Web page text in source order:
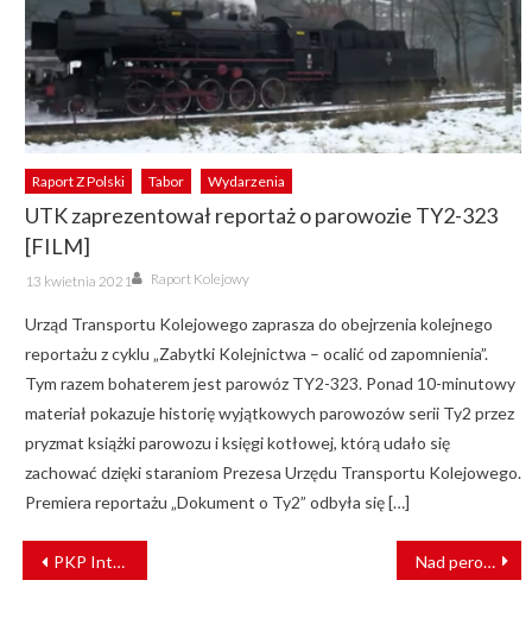
Raport Z Polski Tabor Wydarzenia
UTK zaprezentował reportaż o parowozie TY2-323
[FILM]
Posted
on
13 kwietnia 2021 Author
Raport Kolejowy
Urząd Transportu Kolejowego zaprasza do obejrzenia kolejnego
reportażu z cyklu „Zabytki Kolejnictwa – ocalić od zapomnienia”.
Tym razem bohaterem jest parowóz TY2-323. Ponad 10-minutowy
materiał pokazuje historię wyjątkowych parowozów serii Ty2 przez
pryzmat książki parowozu i księgi kotłowej, którą udało się
zachować dzięki staraniom Prezesa Urzędu Transportu Kolejowego.
Premiera reportażu „Dokument o Ty2” odbyła się […]
NAWIGACJA
WPISU
PKP Intercity chce kupić nowe pociągi push-pull oraz wielosystemowe lokomotywy Nad peronami stacji Warszawa Zachodnia budowane jest zadaszenie [ZDJĘCIA]